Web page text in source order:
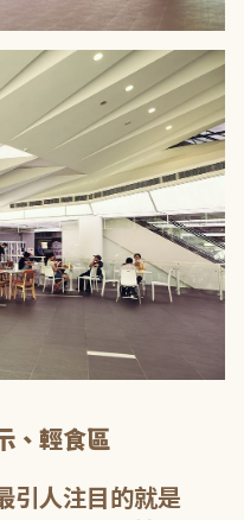
、輕食區
引人注目的就是